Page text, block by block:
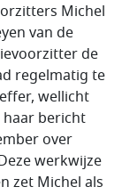
Michel
van de
de
regelmatig te
wellicht
haar bericht
over
werkwijze
zet Michel als